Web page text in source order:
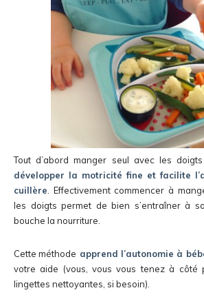
Tout d’abord manger seul avec les
développer la motricité fine et facilite
cuillère . Effectivement commencer à
les doigts permet de bien s’entraîner à
bouche la nourriture.
Cette méthode apprend l’autonomie à
votre aide (vous, vous vous tenez à côté
lingettes nettoyantes, si besoin).